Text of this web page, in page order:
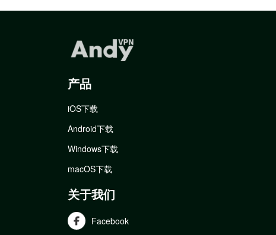
产品
iOS下载
Android下载
Windows下载
macOS下载
关于我们
Facebook